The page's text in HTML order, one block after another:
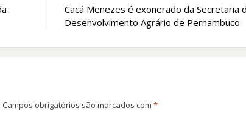
Cacá Menezes é exonerado da Secretaria
Desenvolvimento Agrário de Pernambuco
Campos obrigatórios são marcados com *